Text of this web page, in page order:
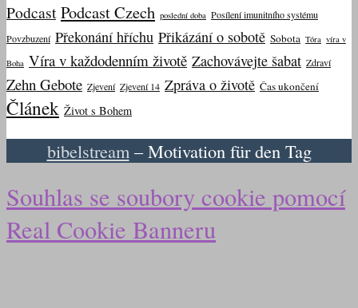
Podcast Podcast Czech poslední doba Posílení imunitního systému
Povzbuzení Překonání hříchu Přikázání o sobotě Sobota Tóra víra v
Boha Víra v každodenním životě Zachovávejte šabat Zdraví
Zehn Gebote Zjevení Zjevení 14 Zpráva o životě Čas ukončení
Článek Život s Bohem
bibelstream – Motivation für den Tag
Souhlas se soubory cookie pomocí
Real Cookie Banneru